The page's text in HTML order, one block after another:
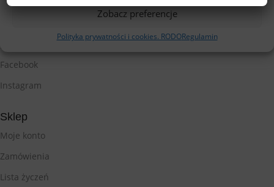
Zobacz preferencje
Polityka prywatności i cookies. RODORegulamin
Śledź nas
Facebook
Instagram
Sklep
Moje konto
Zamówienia
Lista życzeń